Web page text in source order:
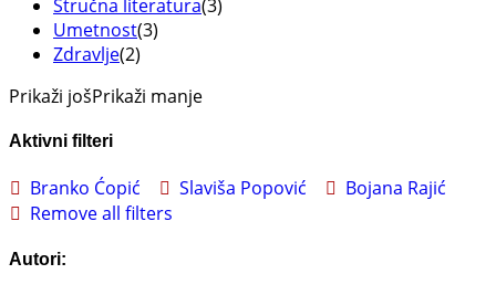
Stručna literatura(3)
Umetnost(3)
Zdravlje(2)
Prikaži jošPrikaži manje
Aktivni filteri
Branko Ćopić Slaviša Popović
Bojana Rajić
Remove all filters
Autori: